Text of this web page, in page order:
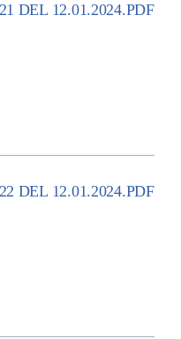
DEL 12.01.2024.PDF
DEL 12.01.2024.PDF